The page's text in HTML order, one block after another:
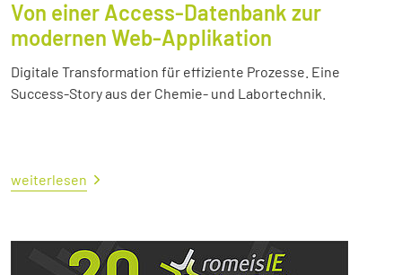
Von einer Access-Datenbank zur
modernen Web-Applikation
Digitale Transformation für effiziente Prozesse. Eine
Success-Story aus der Chemie- und Labortechnik.
weiterlesen